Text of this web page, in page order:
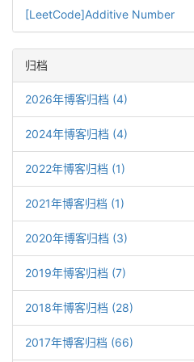
[LeetCode]Additive Number
归档
2026年博客归档 (4)
2024年博客归档 (4)
2022年博客归档 (1)
2021年博客归档 (1)
2020年博客归档 (3)
2019年博客归档 (7)
2018年博客归档 (28)
2017年博客归档 (66)